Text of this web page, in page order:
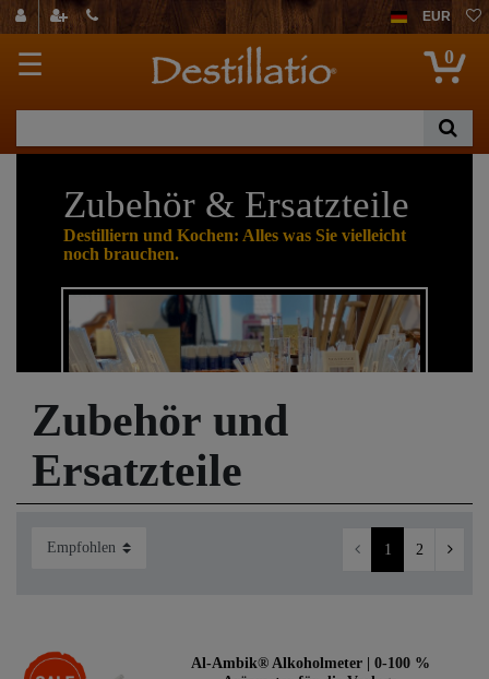
EUR
☰ 0
Zubehör & Ersatzteile
Destilliern und Kochen: Alles was Sie vielleicht
noch brauchen.
Destillen, Kochgeräte und Ihre Küche. Immer passgenau,
Zubehör und
Ersatzteile
1 2
-33%
Al-Ambik® Alkoholmeter | 0-100 %